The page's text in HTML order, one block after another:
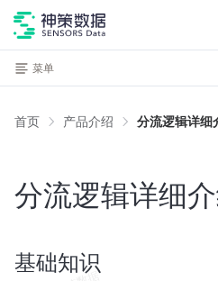
菜单
首页 产品介绍 分流逻辑详细
分流逻辑详细
基础知识